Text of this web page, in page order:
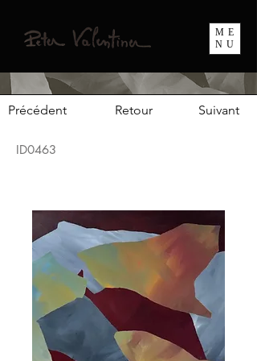
ME
NU
Précédent Retour Suivant
ID0463